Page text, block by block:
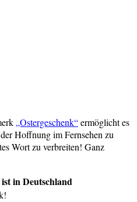
„Ostergeschenk“ermöglicht es
Hoffnung im Fernsehen zu
Wort zu verbreiten! Ganz
in Deutschland